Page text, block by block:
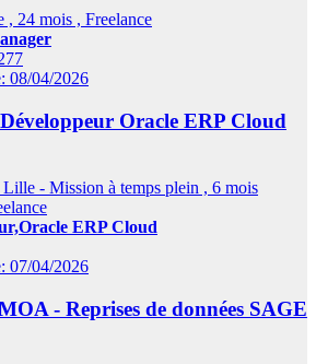
, 24 mois , Freelance
08/04/2026
Oracle ERP Cloud
Lille - Mission à temps plein , 6 mois
ERP Cloud
07/04/2026
- Reprises de données SAGE